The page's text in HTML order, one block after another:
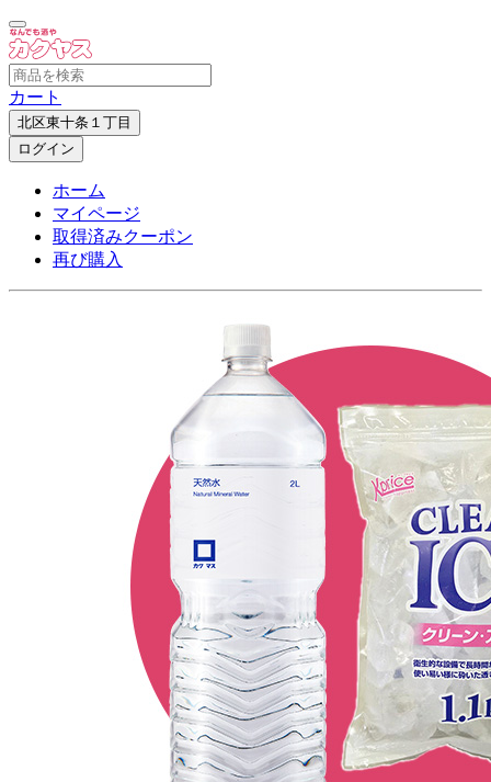
カート
北区東十条１丁目
ログイン
ホーム
マイページ
取得済みクーポン
再び購入